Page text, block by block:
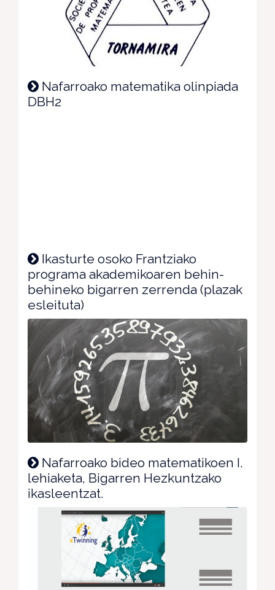
Nafarroako matematika olinpiada
DBH2
Ikasturte osoko Frantziako
programa akademikoaren behin-
behineko bigarren zerrenda (plazak
esleituta)
Nafarroako bideo matematikoen I.
lehiaketa, Bigarren Hezkuntzako
ikasleentzat.